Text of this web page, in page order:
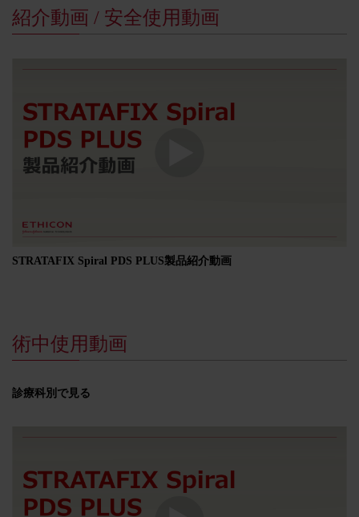
紹介動画 / 安全使用動画​
STRATAFIX Spiral PDS PLUS製品紹介動画
術中使用動画​​
診療科別で見る